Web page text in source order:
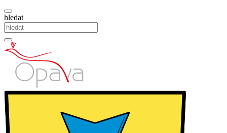
hledat